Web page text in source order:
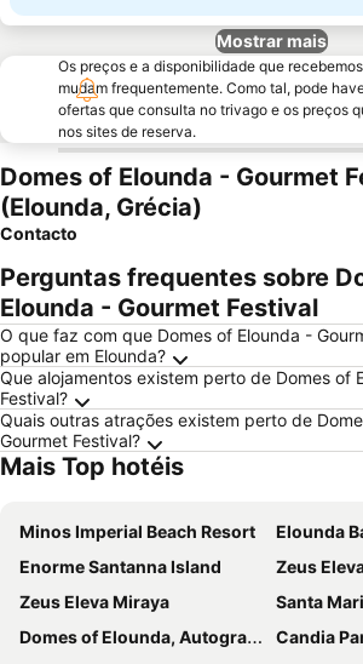
Mostrar mais
Os preços e a disponibilidade que
mudam frequentemente. Como tal, pode
ofertas que consulta no trivago e os preços
nos sites de reserva.
Domes of Elounda - Gourmet
(Elounda, Grécia)
Contacto
Perguntas frequentes sobre
Elounda - Gourmet Festival
O que faz com que Domes of Elounda -
popular em Elounda?
Que alojamentos existem perto de Domes of
Festival?
Quais outras atrações existem perto de
Gourmet Festival?
Mais Top hotéis
Minos Imperial Beach Resort
Elounda Bay Palace, a
Enorme Santanna Island
Zeus
Zeus Eleva Miraya
Santa
Domes of Elounda, Autograph Collection
Candia